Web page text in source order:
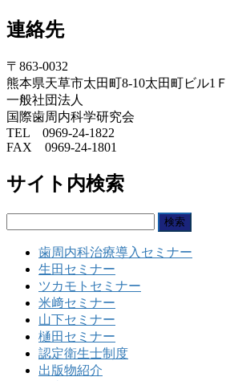
連絡先
〒863-0032
熊本県天草市太田町8-10太田町ビル1Ｆ
一般社団法人
国際歯周内科学研究会
TEL 0969-24-1822
FAX 0969-24-1801
サイト内検索
歯周内科治療導入セミナー
生田セミナー
ツカモトセミナー
米﨑セミナー
山下セミナー
樋田セミナー
認定衛生士制度
出版物紹介